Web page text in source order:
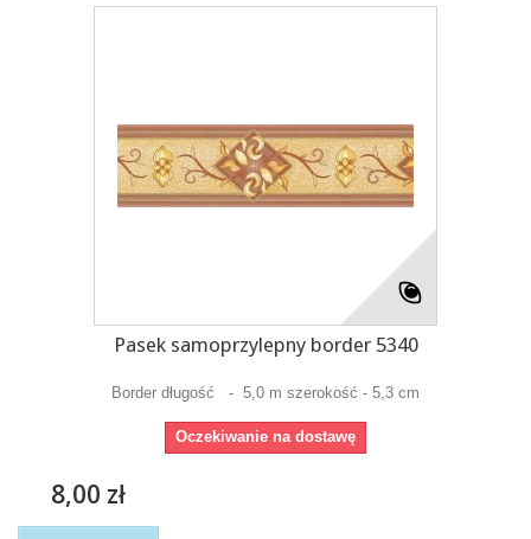
Pasek samoprzylepny border 5340
Border długość - 5,0 m szerokość - 5,3 cm
Oczekiwanie na dostawę
8,00 zł